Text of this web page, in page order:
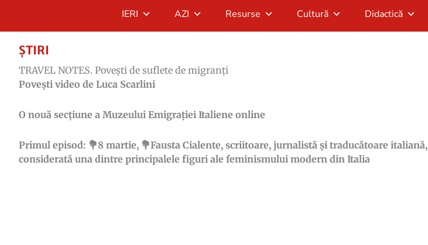
IERI AZI Resurse Cultură Didactică
ȘTIRI
TRAVEL NOTES. Povești de suflete de migranți
Povești video de Luca Scarlini
O nouă secțiune a Muzeului Emigrației Italiene online
Primul episod: 💐8 martie, 💐Fausta Cialente, scriitoare, jurnalistă și traducătoare italiană,
considerată una dintre principalele figuri ale feminismului modern din Italia